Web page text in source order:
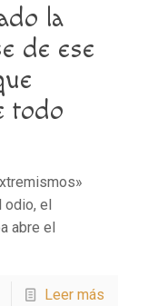
la
de ese
todo
odio, el
abre el
Leer más